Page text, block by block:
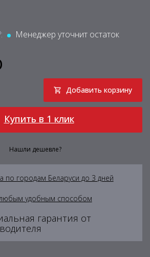
Менеджер уточнит остаток
Добавить корзину
Купить в 1 клик
Нашли дешевле?
по городам Беларуси до 3 дней
удобным способом
гарантия от